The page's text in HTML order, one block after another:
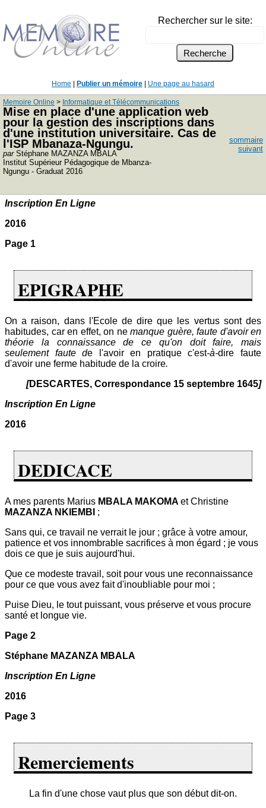
Rechercher sur le site:
Home Publier un mémoire Une page au hasard
Memoire Online > Informatique et Télécommunications
Mise en place d'une application web
pour la gestion des inscriptions dans
d'une institution universitaire. Cas de
l'ISP Mbanaza-Ngungu.
parStéphane MAZANZA MBALA
Institut Supérieur Pédagogique de Mbanza-
Ngungu - Graduat 2016
sommaire
suivant
Inscription En Ligne
2016
Page 1
EPIGRAPHE
On a raison, dans l'Ecole de dire que les vertus sont des
habitudes, car en effet, on ne manque guère, faute d'avoir en
théorie la connaissance de ce qu'on doit faire, mais
seulement faute de l'avoir en pratique c'est-à-dire faute
d'avoir une ferme habitude de la croire.
[DESCARTES, Correspondance 15 septembre 1645]
Inscription En Ligne
2016
DEDICACE
A mes parents Marius MBALA MAKOMA et Christine
MAZANZA NKIEMBI ;
Sans qui, ce travail ne verrait le jour ; grâce à votre amour,
patience et vos innombrable sacrifices à mon égard ; je vous
dois ce que je suis aujourd'hui.
Que ce modeste travail, soit pour vous une reconnaissance
pour ce que vous avez fait d'inoubliable pour moi ;
Puise Dieu, le tout puissant, vous préserve et vous procure
santé et longue vie.
Page 2
Stéphane MAZANZA MBALA
Inscription En Ligne
2016
Page 3
Remerciements
La fin d'une chose vaut plus que son début dit-on.